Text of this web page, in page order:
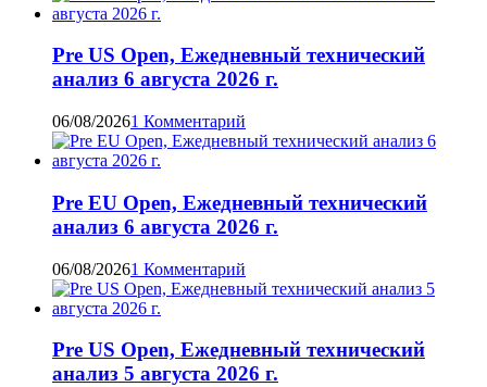
Pre US Open, Ежедневный технический
анализ 6 августа 2026 г.
06/08/20261 Комментарий
Pre EU Open, Ежедневный технический
анализ 6 августа 2026 г.
06/08/20261 Комментарий
Pre US Open, Ежедневный технический
анализ 5 августа 2026 г.